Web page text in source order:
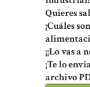
Quieres
¡Cuáles
¡¡Lo vas a
¡Te lo
archivo